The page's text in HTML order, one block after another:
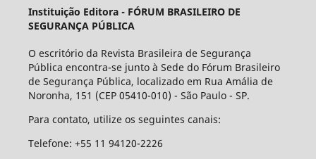
Instituição Editora - FÓRUM BRASILEIRO DE
SEGURANÇA PÚBLICA
O escritório da Revista Brasileira de Segurança
Pública encontra-se junto à Sede do Fórum Brasileiro
de Segurança Pública, localizado em Rua Amália de
Noronha, 151 (CEP 05410-010) - São Paulo - SP.
Para contato, utilize os seguintes canais:
Telefone: +55 11 94120-2226